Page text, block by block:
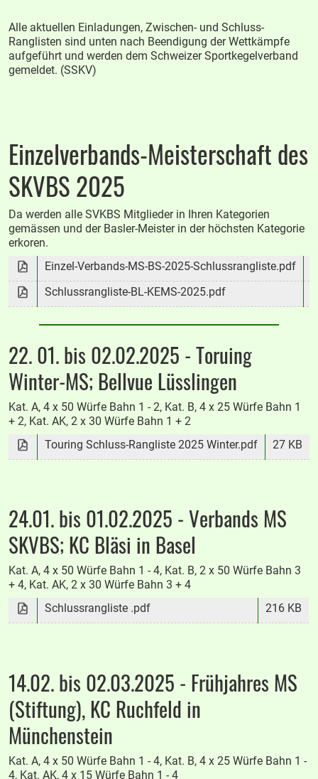
Alle aktuellen Einladungen, Zwischen- und Schluss-
Ranglisten sind unten nach Beendigung der Wettkämpfe
aufgeführt und werden dem Schweizer Sportkegelverband
gemeldet. (SSKV)
Einzelverbands-Meisterschaft des
SKVBS 2025
Da werden alle SVKBS Mitglieder in Ihren Kategorien
gemässen und der Basler-Meister in der höchsten Kategorie
erkoren.
Einzel-Verbands-MS-BS-2025-Schlussrangliste.pdf
Schlussrangliste-BL-KEMS-2025.pdf
22. 01. bis 02.02.2025 - Toruing
Winter-MS; Bellvue Lüsslingen
Kat. A, 4 x 50 Würfe Bahn 1 - 2, Kat. B, 4 x 25 Würfe Bahn 1
+ 2, Kat. AK, 2 x 30 Würfe Bahn 1 + 2
Touring Schluss-Rangliste 2025 Winter.pdf
27 KB
24.01. bis 01.02.2025 - Verbands MS
SKVBS; KC Bläsi in Basel
Kat. A, 4 x 50 Würfe Bahn 1 - 4, Kat. B, 2 x 50 Würfe Bahn 3
+ 4, Kat. AK, 2 x 30 Würfe Bahn 3 + 4
Schlussrangliste .pdf
216 KB
14.02. bis 02.03.2025 - Frühjahres MS
(Stiftung), KC Ruchfeld in
Münchenstein
Kat. A, 4 x 50 Würfe Bahn 1 - 4, Kat. B, 4 x 25 Würfe Bahn 1 -
4, Kat. AK, 4 x 15 Würfe Bahn 1 - 4